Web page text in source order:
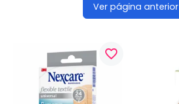
Ver página anterior
favorite_border